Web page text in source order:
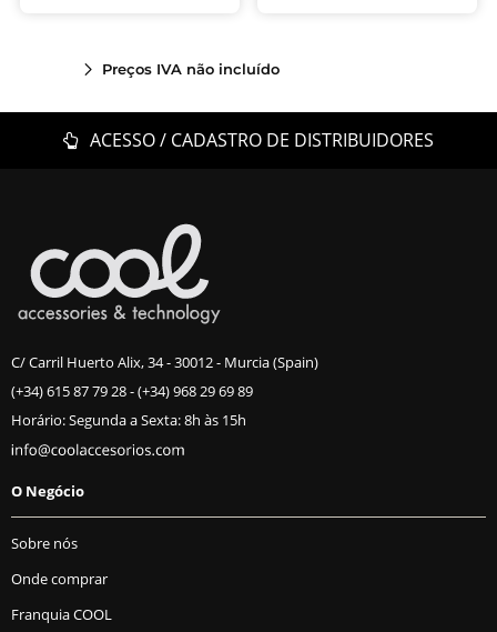
Preços IVA não incluído
ACESSO / CADASTRO DE DISTRIBUIDORES
C/ Carril Huerto Alix, 34 - 30012 - Murcia (Spain)
(+34) 615 87 79 28-(+34) 968 29 69 89
Horário: Segunda a Sexta: 8h às 15h
O Negócio
Sobre nós
Onde comprar
Franquia COOL